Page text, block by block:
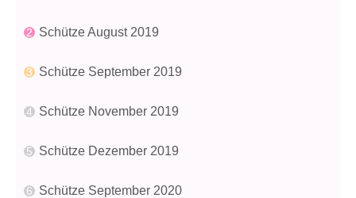
Schütze August 2019
Schütze September 2019
Schütze November 2019
Schütze Dezember 2019
Schütze September 2020